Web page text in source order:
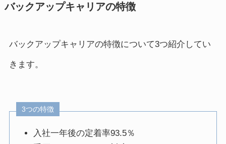
バックアップキャリアの特徴
バックアップキャリアの特徴について3つ紹介してい
きます。
3つの特徴
入社一年後の定着率93.5％